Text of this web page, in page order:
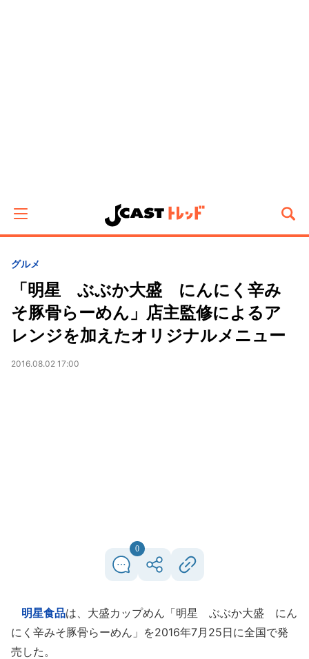
グルメ
「明星 ぶぶか大盛 にんにく辛み
そ豚骨らーめん」店主監修によるア
レンジを加えたオリジナルメニュー
2016.08.02 17:00
0
明星食品は、大盛カップめん「明星 ぶぶか大盛 にん
にく辛みそ豚骨らーめん」を2016年7月25日に全国で発
売した。